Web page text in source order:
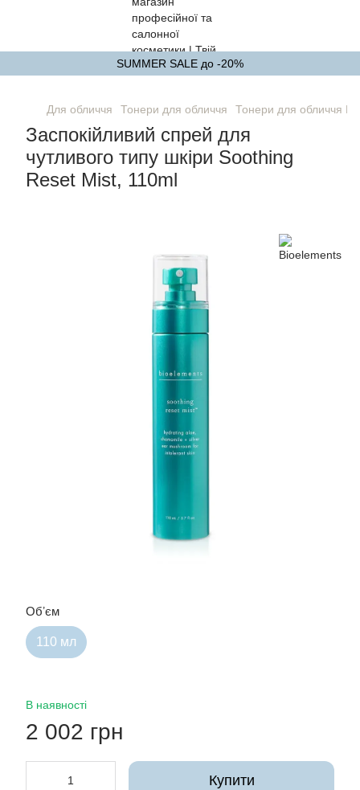
SUMMER SALE до -20%
Для обличчя Тонери для обличчя Тонери для обличчя
Заспокійливий спрей для
чутливого типу шкіри Soothing
Reset Mist, 110ml
Обʼєм
110 мл
В наявності
2 002 грн
Купити